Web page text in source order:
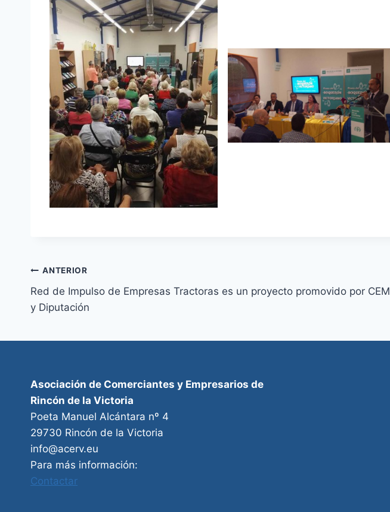
Navegación
de
ANTERIOR
Red de Impulso de Empresas Tractoras es un proyecto promovido por CEM
y Diputación
Asociación de Comerciantes y Empresarios de
Rincón de la Victoria
Poeta Manuel Alcántara nº 4
29730 Rincón de la Victoria
info@acerv.eu
Para más información:
Contactar